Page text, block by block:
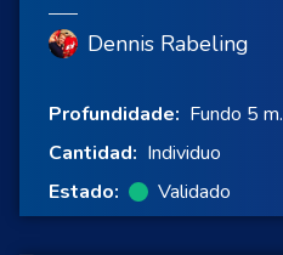
Dennis Rabeling
Profundidade: Fundo 5 m.
Cantidad: Individuo
Estado:
Validado